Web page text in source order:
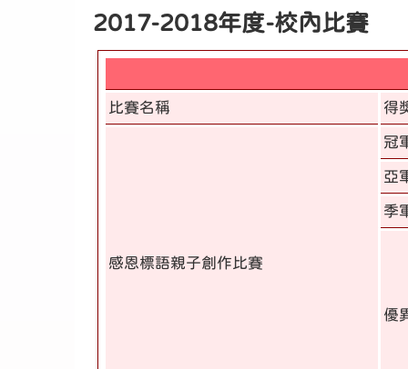
2017-2018年度-校內比賽
比賽名稱 得
感恩標語親子創作比賽
冠
亞
季
優